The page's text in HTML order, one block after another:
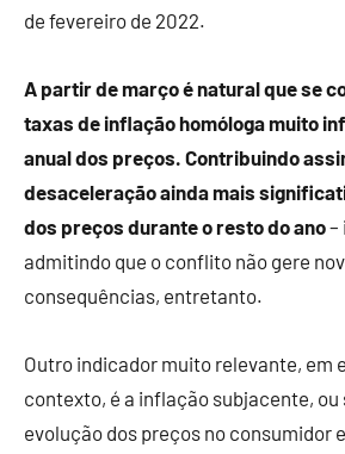
de fevereiro de 2022.
A partir de março é natural que se
taxas de inflação homóloga muito
anual dos preços. Contribuindo
desaceleração ainda mais
dos preços durante o resto do ano–
admitindo que o conflito não gere
consequências, entretanto.
Outro indicador muito relevante, em
contexto, é a inflação subjacente, ou
evolução dos preços no consumidor